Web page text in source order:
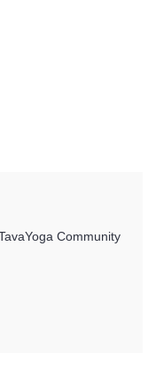
Community